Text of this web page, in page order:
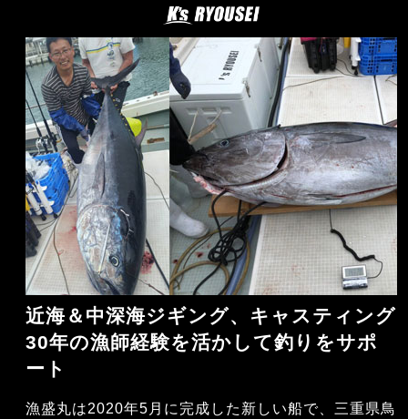
近海＆中深海ジギング、キャスティング
30年の漁師経験を活かして釣りをサポ
ート
漁盛丸は2020年5月に完成した新しい船で、三重県鳥